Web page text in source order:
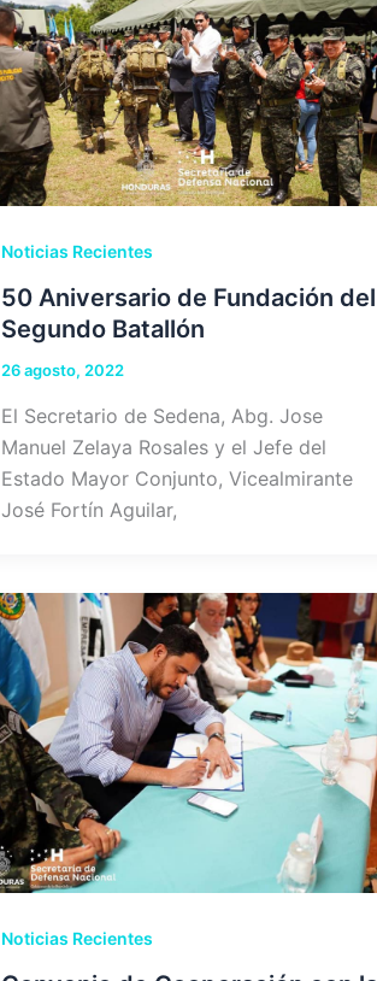
Noticias Recientes
50 Aniversario de Fundación del
Segundo Batallón
26 agosto, 2022
El Secretario de Sedena, Abg. Jose
Manuel Zelaya Rosales y el Jefe del
Estado Mayor Conjunto, Vicealmirante
José Fortín Aguilar,
Noticias Recientes